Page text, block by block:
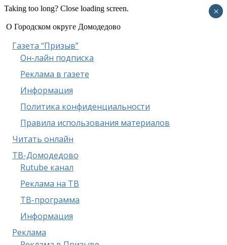
Taking too long? Close loading screen.
О Городском округе Домодедово
Газета “Призыв”
Он-лайн подписка
Реклама в газете
Информация
Политика конфиденциальности
Правила использования материалов
Читать онлайн
ТВ-Домодедово
Rutube канал
Реклама на ТВ
ТВ-программа
Информация
Реклама
×